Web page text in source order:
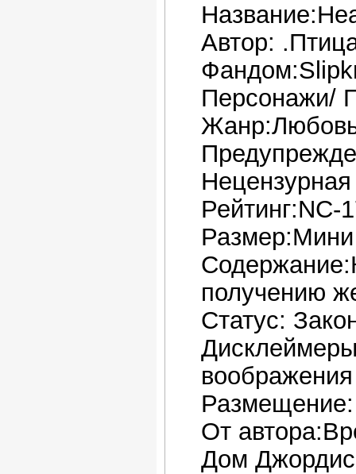
Автор:
Персонажи/
Рейтинг:NC-
Размер:Мини
получению
Статус:
Размещение:
От
Дом